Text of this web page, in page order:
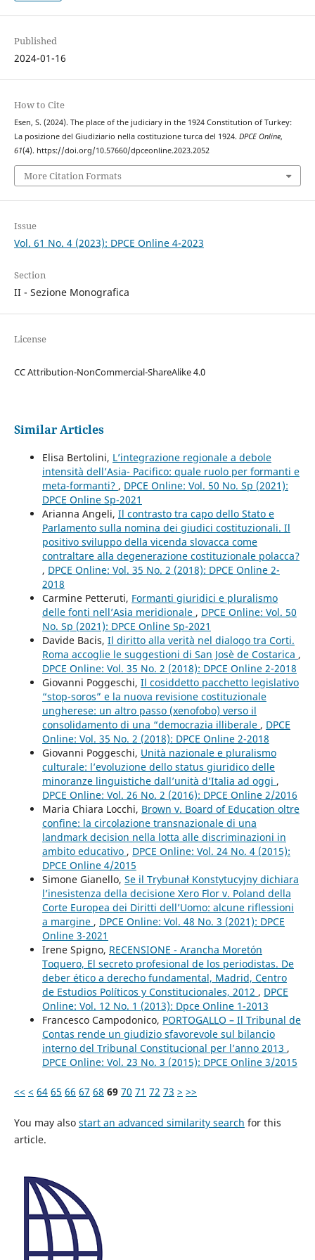
Published
2024-01-16
How to Cite
Esen, S. (2024). The place of the judiciary in the 1924 Constitution of Turkey:
La posizione del Giudiziario nella costituzione turca del 1924. DPCE Online,
61(4). https://doi.org/10.57660/dpceonline.2023.2052
More Citation Formats
Issue
Vol. 61 No. 4 (2023): DPCE Online 4-2023
Section
II - Sezione Monografica
License
CC Attribution-NonCommercial-ShareAlike 4.0
Similar Articles
Elisa Bertolini, L’integrazione regionale a debole
intensità dell’Asia- Pacifico: quale ruolo per formanti e
meta-formanti? , DPCE Online: Vol. 50 No. Sp (2021):
DPCE Online Sp-2021
Arianna Angeli, Il contrasto tra capo dello Stato e
Parlamento sulla nomina dei giudici costituzionali. Il
positivo sviluppo della vicenda slovacca come
contraltare alla degenerazione costituzionale polacca?
, DPCE Online: Vol. 35 No. 2 (2018): DPCE Online 2-
2018
Carmine Petteruti, Formanti giuridici e pluralismo
delle fonti nell’Asia meridionale , DPCE Online: Vol. 50
No. Sp (2021): DPCE Online Sp-2021
Davide Bacis, Il diritto alla verità nel dialogo tra Corti.
Roma accoglie le suggestioni di San Josè de Costarica ,
DPCE Online: Vol. 35 No. 2 (2018): DPCE Online 2-2018
Giovanni Poggeschi, Il cosiddetto pacchetto legislativo
“stop-soros” e la nuova revisione costituzionale
ungherese: un altro passo (xenofobo) verso il
consolidamento di una “democrazia illiberale , DPCE
Online: Vol. 35 No. 2 (2018): DPCE Online 2-2018
Giovanni Poggeschi, Unità nazionale e pluralismo
culturale: l’evoluzione dello status giuridico delle
minoranze linguistiche dall’unità d’Italia ad oggi ,
DPCE Online: Vol. 26 No. 2 (2016): DPCE Online 2/2016
Maria Chiara Locchi, Brown v. Board of Education oltre
confine: la circolazione transnazionale di una
landmark decision nella lotta alle discriminazioni in
ambito educativo , DPCE Online: Vol. 24 No. 4 (2015):
DPCE Online 4/2015
Simone Gianello, Se il Trybunał Konstytucyjny dichiara
l’inesistenza della decisione Xero Flor v. Poland della
Corte Europea dei Diritti dell’Uomo: alcune riflessioni
a margine , DPCE Online: Vol. 48 No. 3 (2021): DPCE
Online 3-2021
Irene Spigno, RECENSIONE - Arancha Moretón
Toquero, El secreto profesional de los periodistas. De
deber ético a derecho fundamental, Madrid, Centro
de Estudios Políticos y Constitucionales, 2012 , DPCE
Online: Vol. 12 No. 1 (2013): Dpce Online 1-2013
Francesco Campodonico, PORTOGALLO – Il Tribunal de
Contas rende un giudizio sfavorevole sul bilancio
interno del Tribunal Constitucional per l’anno 2013 ,
DPCE Online: Vol. 23 No. 3 (2015): DPCE Online 3/2015
<< < 64 65 66 67 68 69 70 71 72 73 > >>
You may also start an advanced similarity search for this
article.